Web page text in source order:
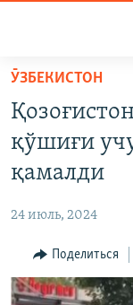
Вернуться
основному
содержанию
Вернутся
главной
Вернутся
поиску
ПОДПИСКА
КОНТАКТЫ
НАСТОЯЩЕЕ
МИГРАНТ МЕДИА
ӮЗБЕКИСТОН
қўшиғи
қамалди
24 июль, 2024
Поделиться